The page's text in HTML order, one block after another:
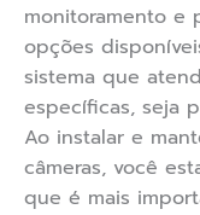
monitoramento e
opções
sistema que
específicas, seja
Ao instalar e
câmeras, você
que é mais